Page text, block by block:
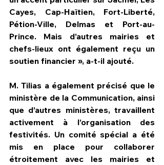
Cayes, Cap-Haïtien, Fort-Liberté,
Pétion-Ville, Delmas et Port-au-
Prince. Mais d’autres mairies et
chefs-lieux ont également reçu un
soutien financier », a-t-il ajouté.
M. Tilias a également précisé que le
ministère de la Communication, ainsi
que d’autres ministères, travaillent
activement à l’organisation des
festivités. Un comité spécial a été
mis en place pour collaborer
étroitement avec les mairies et